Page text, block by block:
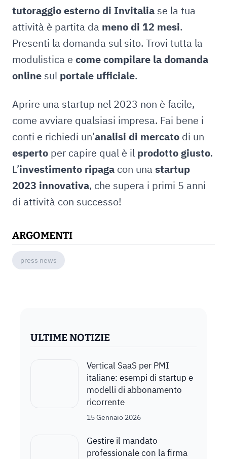
tutoraggio esterno di Invitalia se la tua
attività è partita da meno di 12 mesi.
Presenti la domanda sul sito. Trovi tutta la
modulistica e come compilare la domanda
online sul portale ufficiale.
Aprire una startup nel 2023 non è facile,
come avviare qualsiasi impresa. Fai bene i
conti e richiedi un’analisi di mercato di un
esperto per capire qual è il prodotto giusto.
L’investimento ripaga con una startup
2023 innovativa, che supera i primi 5 anni
di attività con successo!
ARGOMENTI
press news
ULTIME NOTIZIE
Vertical SaaS per PMI
italiane: esempi di startup e
modelli di abbonamento
ricorrente
15 Gennaio 2026
Gestire il mandato
professionale con la firma